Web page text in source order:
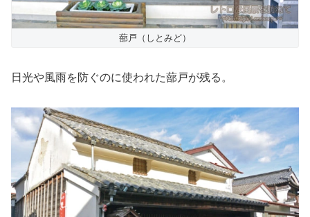
蔀戸（しとみど）
日光や風雨を防ぐのに使われた蔀戸が残る。